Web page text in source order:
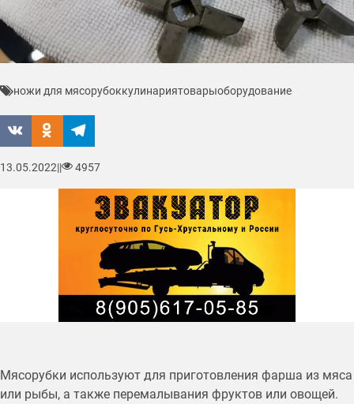
Мясорубки используют для приготовления фарша из мяса
или рыбы, а также перемалывания фруктов или овощей.
ножи для мясорубоккулинариятоварыоборудование
13.05.2022|| 4957